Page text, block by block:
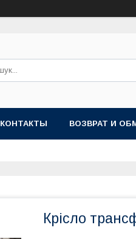
КОНТАКТЫ ВОЗВРАТ И
Крісло